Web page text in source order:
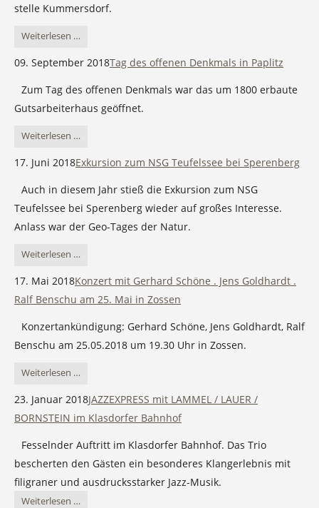
stelle Kummersdorf.
Weiterlesen …
Mond
–
Schülerprojektes
09. September 2018Tag des offenen Denkmals in Paplitz
Zum Tag des offenen Denkmals war das um 1800 erbaute
Gutsarbeiterhaus geöffnet.
Weiterlesen …
offenen
Denkmals
in
Paplitz
17. Juni 2018Exkursion zum NSG Teufelssee bei Sperenberg
Auch in diesem Jahr stieß die Exkursion zum NSG
Teufelssee bei Sperenberg wieder auf großes Interesse.
Anlass war der Geo-Tages der Natur.
Weiterlesen …
NSG
Teufelssee
bei
Sperenberg
17. Mai 2018Konzert mit Gerhard Schöne . Jens Goldhardt .
Ralf Benschu am 25. Mai in Zossen
Konzertankündigung: Gerhard Schöne, Jens Goldhardt, Ralf
Benschu am 25.05.2018 um 19.30 Uhr in Zossen.
Weiterlesen …
Gerhard
Schöne
.
Jens
Goldhardt
23. Januar 2018JAZZEXPRESS mit LAMMEL / LAUER /
BORNSTEIN im Klasdorfer Bahnhof
Fesselnder Auftritt im Klasdorfer Bahnhof. Das Trio
bescherten den Gästen ein besonderes Klangerlebnis mit
filigraner und ausdrucksstarker Jazz-Musik.
Weiterlesen …